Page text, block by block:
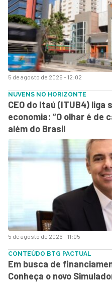
5 de agosto de 2026 - 12:02
5 de agosto de 2026 - 11:05
NUVENS NO HORIZONTE
CEO do Itaú (ITUB4) liga
economia: “O olhar é de
além do Brasil
CONTEÚDO BTG PACTUAL
Em busca de
Conheça o novo